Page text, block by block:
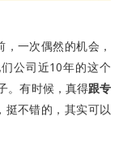
一次偶然的机会，
公司近10年的这个
。有时候，真得跟专
挺不错的，其实可以